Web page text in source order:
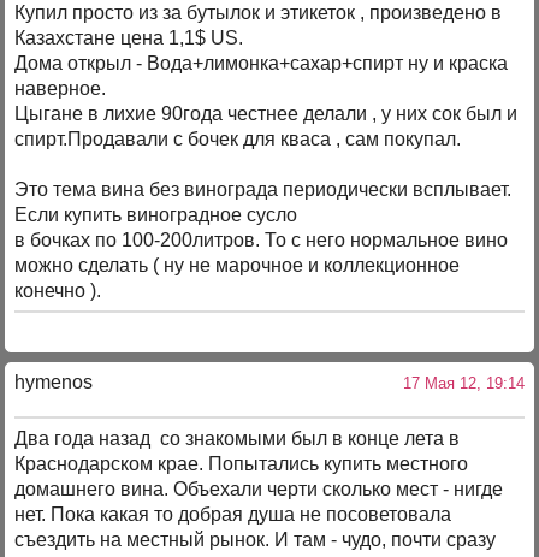
Купил просто из за бутылок и этикеток , произведено в
Казахстане цена 1,1$ US.
Дома открыл - Вода+лимонка+сахар+спирт ну и краска
наверное.
Цыгане в лихие 90года честнее делали , у них сок был и
спирт.Продавали с бочек для кваса , сам покупал.
Это тема вина без винограда периодически всплывает.
Если купить виноградное сусло
в бочках по 100-200литров. То с него нормальное вино
можно сделать ( ну не марочное и коллекционное
конечно ).
hymenos 17 Мая 12, 19:14
Два года назад со знакомыми был в конце лета в
Краснодарском крае. Попытались купить местного
домашнего вина. Объехали черти сколько мест - нигде
нет. Пока какая то добрая душа не посоветовала
съездить на местный рынок. И там - чудо, почти сразу